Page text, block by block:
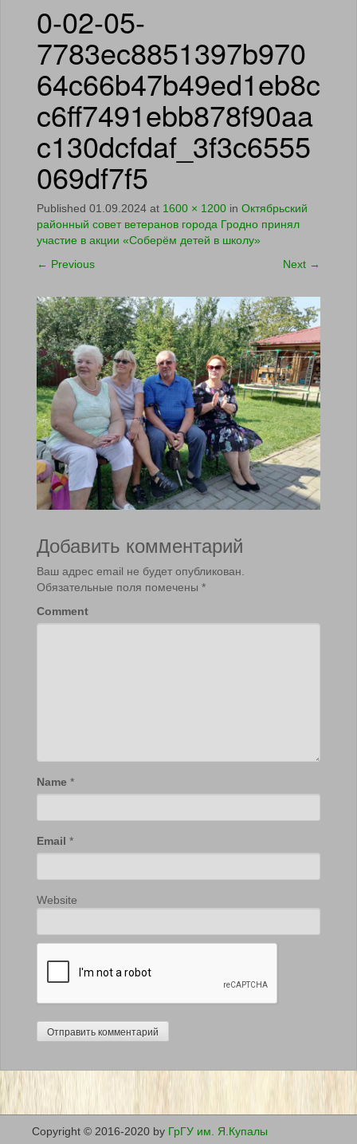
0-02-05-
7783ec8851397b970
64c66b47b49ed1eb8c
c6ff7491ebb878f90aa
c130dcfdaf_3f3c6555
069df7f5
Published 01.09.2024 at 1600 × 1200 in Октябрьский
районный совет ветеранов города Гродно принял
участие в акции «Соберём детей в школу»
← Previous Next →
Добавить комментарий
Ваш адрес email не будет опубликован.
Обязательные поля помечены *
Comment
Name *
Email *
Website
Copyright © 2016-2020 by ГрГУ им. Я.Купалы